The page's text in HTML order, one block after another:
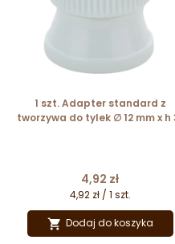
1 szt. Adapter standard z
tworzywa do tylek ∅ 12 mm x h
Cena
4,92 zł
4,92 zł / 1 szt.
 Dodaj do koszyka